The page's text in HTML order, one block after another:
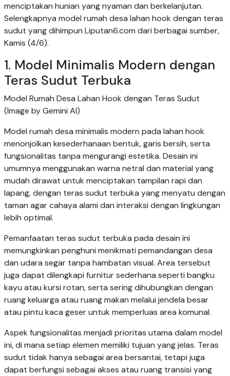
menciptakan hunian yang nyaman dan berkelanjutan.
Selengkapnya model rumah desa lahan hook dengan teras
sudut yang dihimpun Liputan6.com dari berbagai sumber,
Kamis (4/6).
1. Model Minimalis Modern dengan
Teras Sudut Terbuka
Model Rumah Desa Lahan Hook dengan Teras Sudut
(Image by Gemini AI)
Model rumah desa minimalis modern pada lahan hook
menonjolkan kesederhanaan bentuk, garis bersih, serta
fungsionalitas tanpa mengurangi estetika. Desain ini
umumnya menggunakan warna netral dan material yang
mudah dirawat untuk menciptakan tampilan rapi dan
lapang, dengan teras sudut terbuka yang menyatu dengan
taman agar cahaya alami dan interaksi dengan lingkungan
lebih optimal.
Pemanfaatan teras sudut terbuka pada desain ini
memungkinkan penghuni menikmati pemandangan desa
dan udara segar tanpa hambatan visual. Area tersebut
juga dapat dilengkapi furnitur sederhana seperti bangku
kayu atau kursi rotan, serta sering dihubungkan dengan
ruang keluarga atau ruang makan melalui jendela besar
atau pintu kaca geser untuk memperluas area komunal.
Aspek fungsionalitas menjadi prioritas utama dalam model
ini, di mana setiap elemen memiliki tujuan yang jelas. Teras
sudut tidak hanya sebagai area bersantai, tetapi juga
dapat berfungsi sebagai akses atau ruang transisi yang